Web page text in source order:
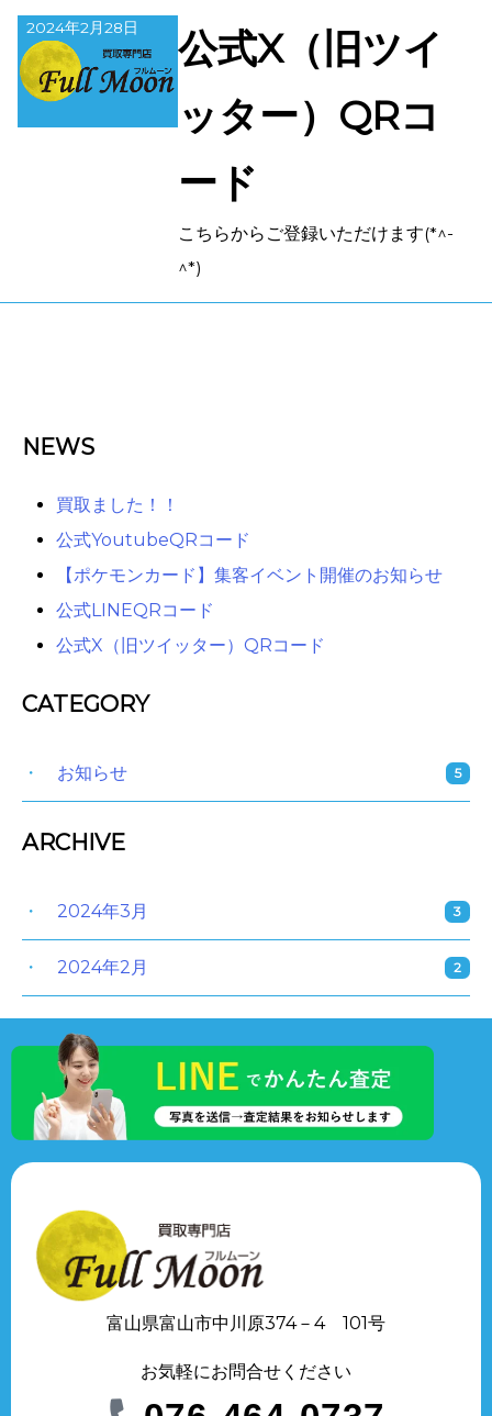
2024年2月28日
公式X（旧ツイ
ッター）QRコ
ード
こちらからご登録いただけます(*^-
^*)
NEWS
買取ました！！
公式YoutubeQRコード
【ポケモンカード】集客イベント開催のお知らせ
公式LINEQRコード
公式X（旧ツイッター）QRコード
CATEGORY
お知らせ 5
ARCHIVE
2024年3月 3
2024年2月 2
富山県富山市中川原374－4 101号
お気軽にお問合せください